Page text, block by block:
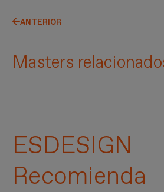
ANTERIOR
Masters
ESDESIGN
Recomienda